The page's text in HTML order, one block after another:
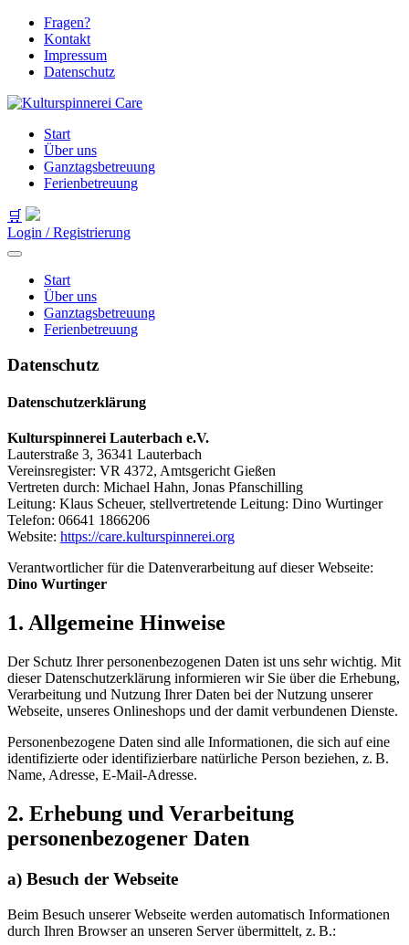
Fragen?
Kontakt
Impressum
Datenschutz
Start
Über uns
Ganztagsbetreuung
Ferienbetreuung
🛒
Login / Registrierung
Start
Über uns
Ganztagsbetreuung
Ferienbetreuung
Datenschutz
Datenschutzerklärung
Kulturspinnerei Lauterbach e.V.
Lauterstraße 3, 36341 Lauterbach
Vereinsregister: VR 4372, Amtsgericht Gießen
Vertreten durch: Michael Hahn, Jonas Pfanschilling
Leitung: Klaus Scheuer, stellvertretende Leitung: Dino Wurtinger
Telefon: 06641 1866206
Website: https://care.kulturspinnerei.org
Verantwortlicher für die Datenverarbeitung auf dieser Webseite:
Dino Wurtinger
1. Allgemeine Hinweise
Der Schutz Ihrer personenbezogenen Daten ist uns sehr wichtig. Mit
dieser Datenschutzerklärung informieren wir Sie über die Erhebung,
Verarbeitung und Nutzung Ihrer Daten bei der Nutzung unserer
Webseite, unseres Onlineshops und der damit verbundenen Dienste.
Personenbezogene Daten sind alle Informationen, die sich auf eine
identifizierte oder identifizierbare natürliche Person beziehen, z. B.
Name, Adresse, E-Mail-Adresse.
2. Erhebung und Verarbeitung
personenbezogener Daten
a) Besuch der Webseite
Beim Besuch unserer Webseite werden automatisch Informationen
durch Ihren Browser an unseren Server übermittelt, z. B.: